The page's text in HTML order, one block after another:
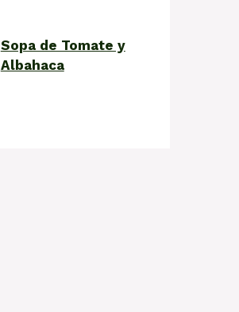
Sopa de Tomate y
Albahaca